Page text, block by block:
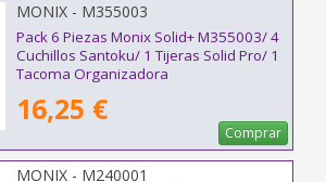
MONIX - M355003
Pack 6 Piezas Monix Solid+ M355003/ 4
Cuchillos Santoku/ 1 Tijeras Solid Pro/ 1
Tacoma Organizadora
16,25 €
Comprar
MONIX - M240001